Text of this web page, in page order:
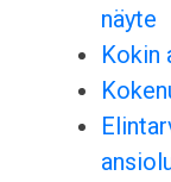
näyte
Kokin